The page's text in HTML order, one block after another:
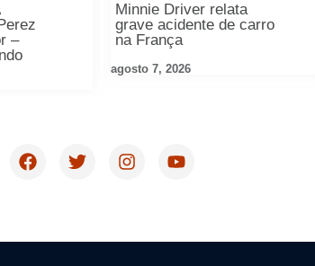
–
Minnie Driver relata
grave acidente de carro
na França
agosto 7, 2026